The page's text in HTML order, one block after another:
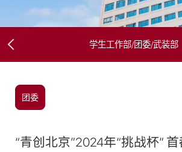
学生工作部/团委/武装部
团委
“青创北京”2024年“挑战杯”